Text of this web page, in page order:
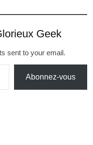
Geek
sent to your email.
Abonnez-vous